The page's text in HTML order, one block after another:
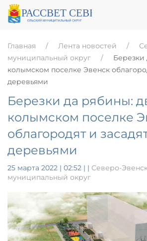
Главная Лента новостей
муниципальный округ
Березки
колымском поселке Эвенск
деревьями
Березки да рябины:
колымском поселке
облагородят и
деревьями
25 марта 2022 | 02:52 | | Северо-
муниципальный округ